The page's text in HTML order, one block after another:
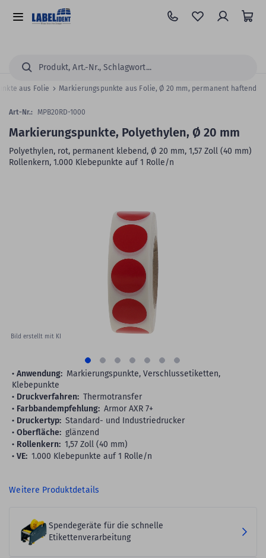
Hauptinhalt
springen
Alle
Suchen...
aus Folie Markierungspunkte aus Folie, Ø 20 mm, permanent haftend
Bild erstellt mit KI
Markierungspunkte, Polyethylen, Ø 20 mm
Polyethylen, rot, permanent klebend, Ø 20 mm, 1,57 Zoll (40 mm)
Rollenkern, 1.000 Klebepunkte auf 1 Rolle/n
Art-Nr.: MPB20RD-1000
Anwendung: Markierungspunkte, Verschlussetiketten,
Klebepunkte
Druckverfahren: Thermotransfer
Farbbandempfehlung: Armor AXR 7+
Druckertyp: Standard- und Industriedrucker
Oberfläche: glänzend
Rollenkern: 1,57 Zoll (40 mm)
VE: 1.000 Klebepunkte auf 1 Rolle/n
Weitere Produktdetails
Spendegeräte für die schnelle
Etikettenverarbeitung